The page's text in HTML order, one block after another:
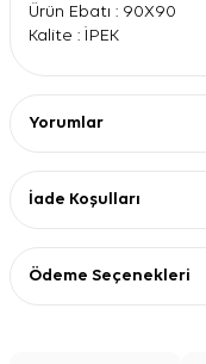
Ürün Ebatı : 90X90
Kalite : İPEK
Yorumlar
İade Koşulları
Ödeme Seçenekleri